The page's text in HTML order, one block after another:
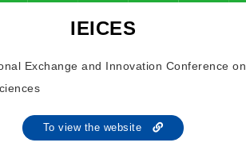
IEICES
Exchange and Innovation Conference on
To view the website